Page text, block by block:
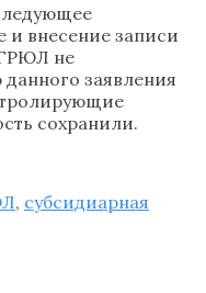
и внесение записи
не
заявления
сохранили.
, субсидиарная